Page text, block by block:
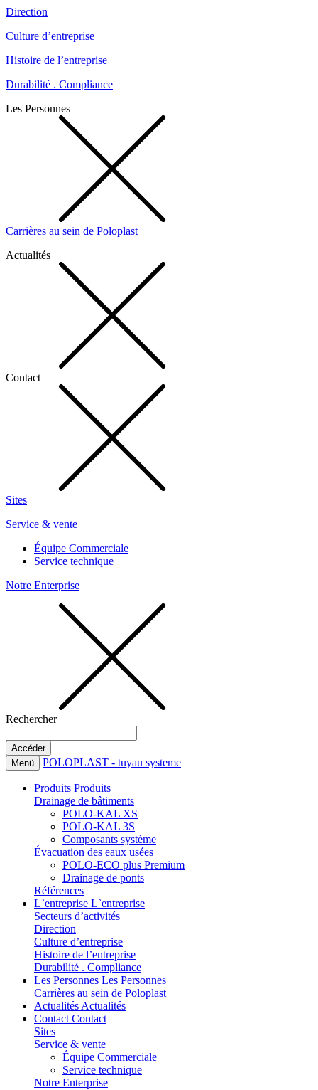
Direction
Culture d’entreprise
Histoire de l’entreprise
Durabilité . Compliance
Les Personnes
Carrières au sein de Poloplast
Actualités
Contact
Sites
Service & vente
Équipe Commerciale
Service technique
Notre Enterprise
Rechercher
Menü POLOPLAST - tuyau systeme
Produits Produits
Drainage de bâtiments
POLO-KAL XS
POLO-KAL 3S
Composants système
Évacuation des eaux usées
POLO-ECO plus Premium
Drainage de ponts
Références
L`entreprise L`entreprise
Secteurs d’activités
Direction
Culture d’entreprise
Histoire de l’entreprise
Durabilité . Compliance
Les Personnes Les Personnes
Carrières au sein de Poloplast
Actualités Actualités
Contact Contact
Sites
Service & vente
Équipe Commerciale
Service technique
Notre Enterprise